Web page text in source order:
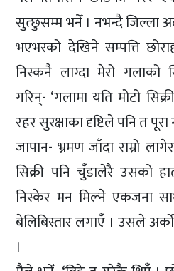
सुत्छुसम्म भनेँ । नभन्दै जिल्ला
भएभरको देखिने सम्पत्ति
निस्कनै लाग्दा मेरो गलाको
गरिन्- ‘गलामा यति मोटो
रहर सुरक्षाका दृष्टिले पनि त
जापान- भ्रमण जाँदा राम्रो
सिक्री पनि चुँडालेरै उसको
निस्केर मन मिल्ने एकजना
बेलिबिस्तार लगाएँ । उसले
।